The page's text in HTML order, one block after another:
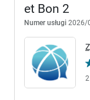
et Bon 2
Numer usługi 2026/